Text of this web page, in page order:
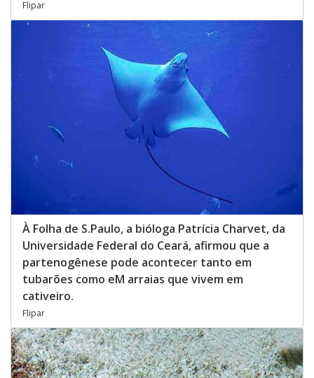
Flipar
À Folha de S.Paulo, a bióloga Patrícia Charvet, da
Universidade Federal do Ceará, afirmou que a
partenogênese pode acontecer tanto em
tubarões como eM arraias que vivem em
cativeiro.
Flipar